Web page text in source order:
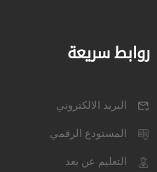
روابط سريعة
البريد الالكتروني
المستودع الرقمي
التعليم عن بعد